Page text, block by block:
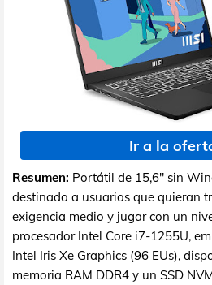
Ir a la
Resumen: Portátil de 15,6" sin
destinado a usuarios que quieran
exigencia medio y jugar con un
procesador Intel Core i7-1255U,
Intel Iris Xe Graphics (96 EUs),
memoria RAM DDR4 y un SSD